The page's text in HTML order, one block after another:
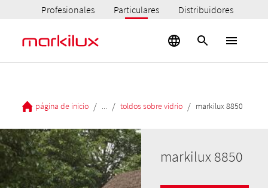
Profesionales Particulares Distribuidores
página de inicio / / toldos sobre vidrio / markilux 8850
markilux 8850